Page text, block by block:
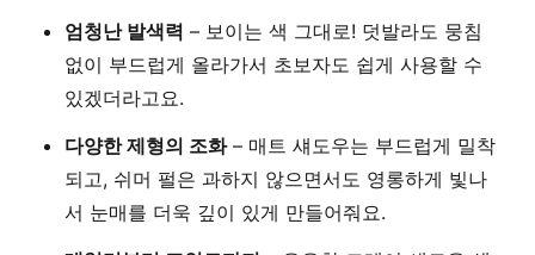
엄청난 발색력 – 보이는 색 그대로! 덧발라도 뭉침
없이 부드럽게 올라가서 초보자도 쉽게 사용할 수
있겠더라고요.
다양한 제형의 조화– 매트 섀도우는 부드럽게 밀착
되고, 쉬머 펄은 과하지 않으면서도 영롱하게 빛나
서 눈매를 더욱 깊이 있게 만들어줘요.